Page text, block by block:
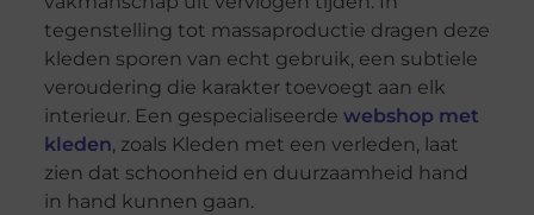
tegenstelling tot massaproductie dragen deze
kleden sporen van echt gebruik, een subtiele
veroudering die karakter toevoegt aan elk
interieur. Een gespecialiseerde webshop met
kleden, zoals Kleden met een verleden, laat
zien dat schoonheid en duurzaamheid hand
in hand kunnen gaan.